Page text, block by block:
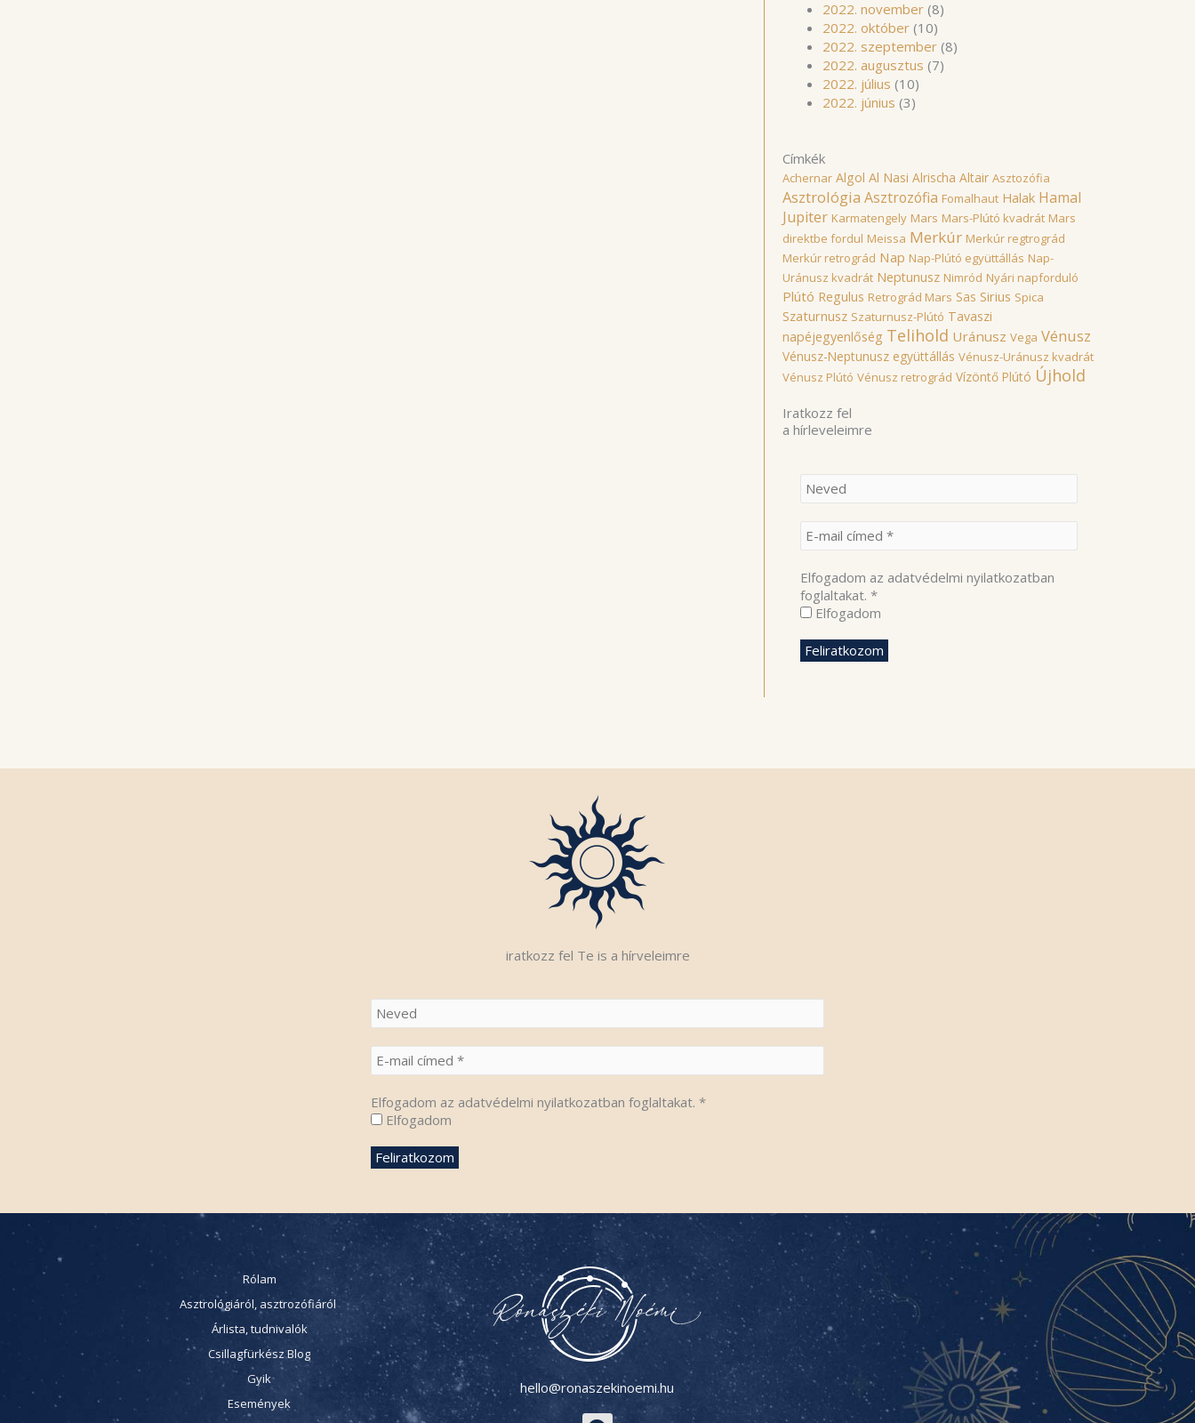
2022. november(8)
2022. október(10)
2022. szeptember(8)
2022. augusztus (7)
2022. július (10)
2022. június (3)
Címkék
Achernar Algol Al Nasi Alrischa Altair Asztozófia
Asztrológia Asztrozófia Fomalhaut Halak Hamal
Jupiter Karmatengely Mars Mars-Plútó kvadrát Mars
direktbe fordul Meissa Merkúr Merkúr regtrográd
Merkúr retrográd Nap Nap-Plútó együttállás Nap-
Uránusz kvadrát Neptunusz Nimród Nyári napforduló
Plútó Regulus Retrográd Mars Sas Sirius Spica
Szaturnusz Szaturnusz-Plútó Tavaszi
napéjegyenlőség Telihold Uránusz Vega Vénusz
Vénusz-Neptunusz együttállás Vénusz-Uránusz kvadrát
Vénusz Plútó Vénusz retrográd Vízöntő Plútó Újhold
Iratkozz fel
a hírleveleimre
Elfogadom az adatvédelmi nyilatkozatban
foglaltakat. *
Elfogadom
iratkozz fel Te is a hírveleimre
Elfogadom az adatvédelmi nyilatkozatban foglaltakat. *
Elfogadom
Rólam
Asztrológiáról, asztrozófiáról
Árlista, tudnivalók
Csillagfürkész Blog
Gyik
Események
hello@ronaszekinoemi.hu